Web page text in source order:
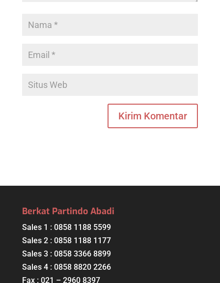
Berkat Partindo Abadi
Sales 1 : 0858 1188 5599
Sales 2 : 0858 1188 1177
Sales 3 : 0858 3366 8899
Sales 4 : 0858 8820 2266
Fax : 021 – 2960 8397